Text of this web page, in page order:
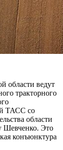
области ведут
тракторного
ТАСС со
области
Шевченко. Это
конъюнктура